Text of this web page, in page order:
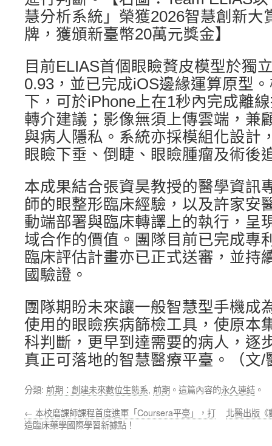
慧分析系統」榮獲2026智慧創新大
牌，獲頒新臺幣20萬元獎金】
目前ELIAS首個眼瞼贅皮模型於獨
0.93，並已完成iOS邊緣運算原型
下，可於iPhone上在1秒內完成離
轉介建議；影像無須上傳雲端，兼
與病人隱私。系統亦採模組化設計
眼瞼下垂、倒睫、眼瞼腫瘤及術後
本成果結合張資昊教授的醫學資訊
師的眼整形臨床經驗，以及許家安
動端部署與臨床轉譯上的執行，呈
域合作的價值。團隊目前已完成專
臨床評估計畫亦已正式送審，並持
國驗證。
團隊期盼未來讓一般智慧型手機成
使用的眼瞼疾病篩檢工具，使原本
科判斷，更早到達需要的病人，逐
真正可落地的智慧醫療平臺。（文/
分類: 前期：創建未來數位生態系, 前期 。這篇內容的永久連結 。
← 本校磨課師課程首度進軍「Coursera平臺」，打
造臨床藥學國際學習新據點！
北醫出版《